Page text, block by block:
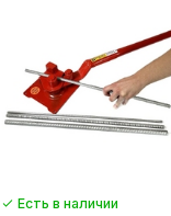
Есть в наличии